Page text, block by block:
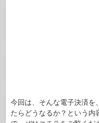
今回は、そんな電子決済を
たらどうなるか？という内